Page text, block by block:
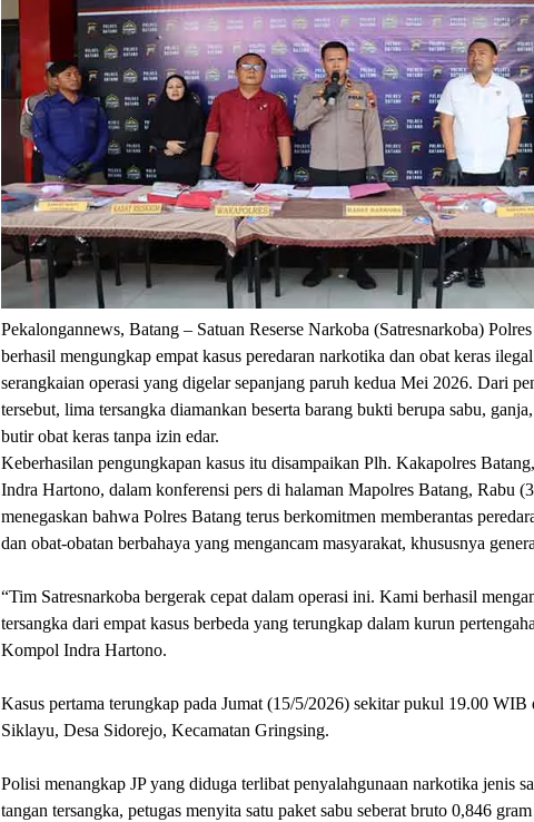
Pekalongannews, Batang – Satuan Reserse Narkoba (Satresnarkoba)
berhasil mengungkap empat kasus peredaran narkotika dan obat keras
serangkaian operasi yang digelar sepanjang paruh kedua Mei 2026. Dari
tersebut, lima tersangka diamankan beserta barang bukti berupa sabu,
butir obat keras tanpa izin edar.
Keberhasilan pengungkapan kasus itu disampaikan Plh. Kakapolres
Indra Hartono, dalam konferensi pers di halaman Mapolres Batang, Rabu
menegaskan bahwa Polres Batang terus berkomitmen memberantas
dan obat-obatan berbahaya yang mengancam masyarakat, khususnya
“Tim Satresnarkoba bergerak cepat dalam operasi ini. Kami berhasil
tersangka dari empat kasus berbeda yang terungkap dalam kurun
Kompol Indra Hartono.
Kasus pertama terungkap pada Jumat (15/5/2026) sekitar pukul 19.00
Siklayu, Desa Sidorejo, Kecamatan Gringsing.
Polisi menangkap JP yang diduga terlibat penyalahgunaan narkotika jenis
tangan tersangka, petugas menyita satu paket sabu seberat bruto 0,846